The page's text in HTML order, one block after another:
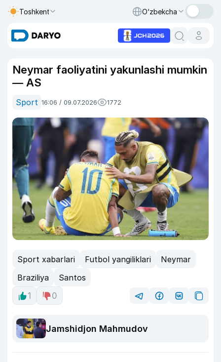
Toshkent O‘zbekcha
Neymar faoliyatini yakunlashi mumkin
— AS
Sport 16:06 / 09.07.2026 1772
Sport xabarlari Futbol yangiliklari
Neymar
Braziliya
Santos
1
0
Jamshidjon Mahmudov